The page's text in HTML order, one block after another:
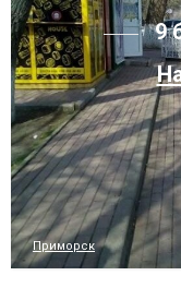
9
Приморск